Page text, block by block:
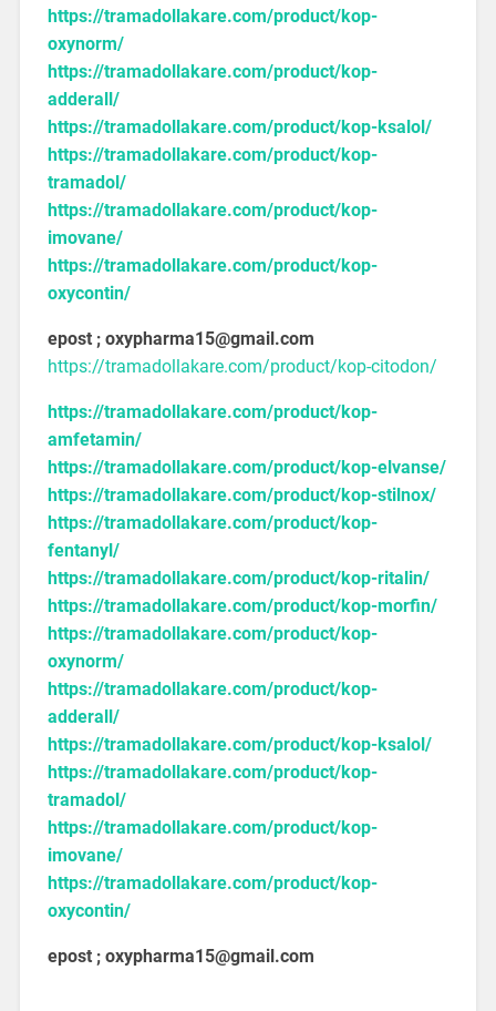
https://tramadollakare.com/product/kop-
oxynorm/
https://tramadollakare.com/product/kop-
adderall/
https://tramadollakare.com/product/kop-ksalol/
https://tramadollakare.com/product/kop-
tramadol/
https://tramadollakare.com/product/kop-
imovane/
https://tramadollakare.com/product/kop-
oxycontin/
epost ; oxypharma15@gmail.com
https://tramadollakare.com/product/kop-citodon/
https://tramadollakare.com/product/kop-
amfetamin/
https://tramadollakare.com/product/kop-elvanse/
https://tramadollakare.com/product/kop-stilnox/
https://tramadollakare.com/product/kop-
fentanyl/
https://tramadollakare.com/product/kop-ritalin/
https://tramadollakare.com/product/kop-morfin/
https://tramadollakare.com/product/kop-
oxynorm/
https://tramadollakare.com/product/kop-
adderall/
https://tramadollakare.com/product/kop-ksalol/
https://tramadollakare.com/product/kop-
tramadol/
https://tramadollakare.com/product/kop-
imovane/
https://tramadollakare.com/product/kop-
oxycontin/
epost ; oxypharma15@gmail.com